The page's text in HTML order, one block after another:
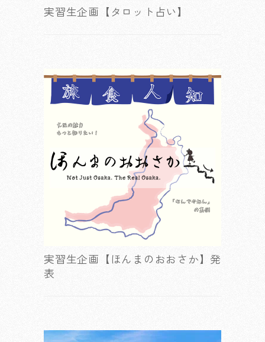
実習生企画【タロット占い】
実習生企画【ほんまのおおさか】発
表